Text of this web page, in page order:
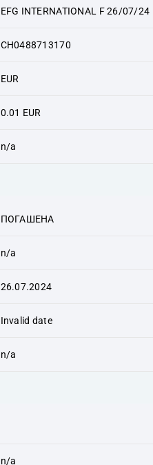
EFG INTERNATIONAL F 26/07/24
CH0488713170
EUR
0.01 EUR
n/a
ПОГАШЕНА
n/a
26.07.2024
Invalid date
n/a
n/a